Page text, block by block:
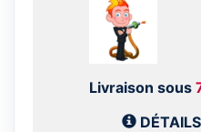
Livraison sous